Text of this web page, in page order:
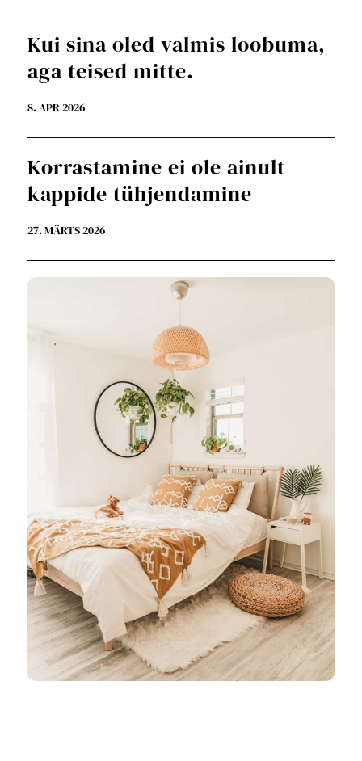
Kui sina oled valmis loobuma,
aga teised mitte.
8. APR 2026
Korrastamine ei ole ainult
kappide tühjendamine
27. MÄRTS 2026